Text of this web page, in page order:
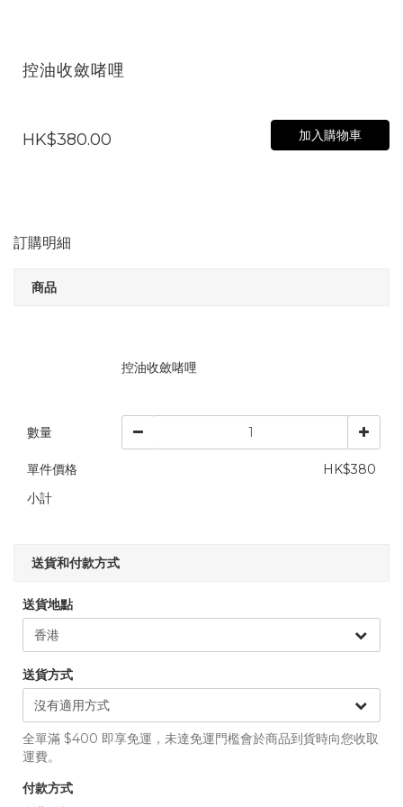
控油收斂啫哩
HK$380.00 加入購物車
訂購明細
商品
控油收斂啫哩
數量
單件價格
HK$380
小計
送貨和付款方式
送貨地點
送貨方式
全單滿 $400 即享免運，未達免運門檻會於商品到貨時向您收取
運費。
付款方式